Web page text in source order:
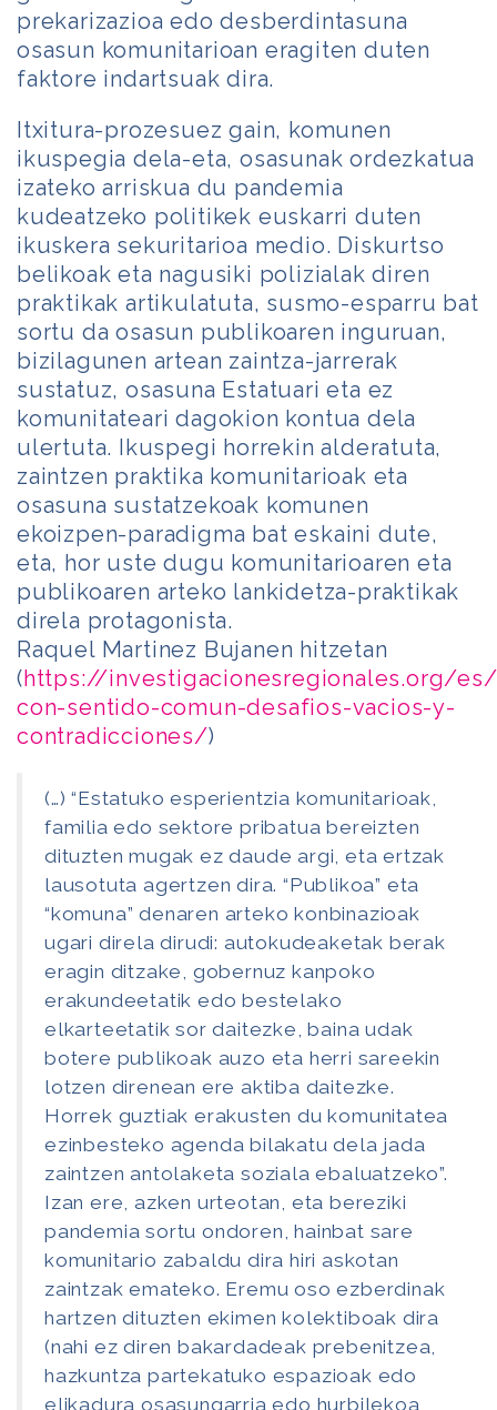
prekarizazioa edo desberdintasuna
osasun komunitarioan eragiten duten
faktore indartsuak dira.
Itxitura-prozesuez gain, komunen
ikuspegia dela-eta, osasunak ordezkatua
izateko arriskua du pandemia
kudeatzeko politikek euskarri duten
ikuskera sekuritarioa medio. Diskurtso
belikoak eta nagusiki polizialak diren
praktikak artikulatuta, susmo-esparru bat
sortu da osasun publikoaren inguruan,
bizilagunen artean zaintza-jarrerak
sustatuz, osasuna Estatuari eta ez
komunitateari dagokion kontua dela
ulertuta. Ikuspegi horrekin alderatuta,
zaintzen praktika komunitarioak eta
osasuna sustatzekoak komunen
ekoizpen-paradigma bat eskaini dute,
eta, hor uste dugu komunitarioaren eta
publikoaren arteko lankidetza-praktikak
direla protagonista.
Raquel Martinez Bujanen hitzetan
(https://investigacionesregionales.org/
con-sentido-comun-desafios-vacios-y-
contradicciones/)
(…) “Estatuko esperientzia komunitarioak,
familia edo sektore pribatua bereizten
dituzten mugak ez daude argi, eta ertzak
lausotuta agertzen dira. “Publikoa” eta
“komuna” denaren arteko konbinazioak
ugari direla dirudi: autokudeaketak berak
eragin ditzake, gobernuz kanpoko
erakundeetatik edo bestelako
elkarteetatik sor daitezke, baina udak
botere publikoak auzo eta herri sareekin
lotzen direnean ere aktiba daitezke.
Horrek guztiak erakusten du komunitatea
ezinbesteko agenda bilakatu dela jada
zaintzen antolaketa soziala ebaluatzeko”.
Izan ere, azken urteotan, eta bereziki
pandemia sortu ondoren, hainbat sare
komunitario zabaldu dira hiri askotan
zaintzak emateko. Eremu oso ezberdinak
hartzen dituzten ekimen kolektiboak dira
(nahi ez diren bakardadeak prebenitzea,
hazkuntza partekatuko espazioak edo
elikadura osasungarria edo hurbilekoa